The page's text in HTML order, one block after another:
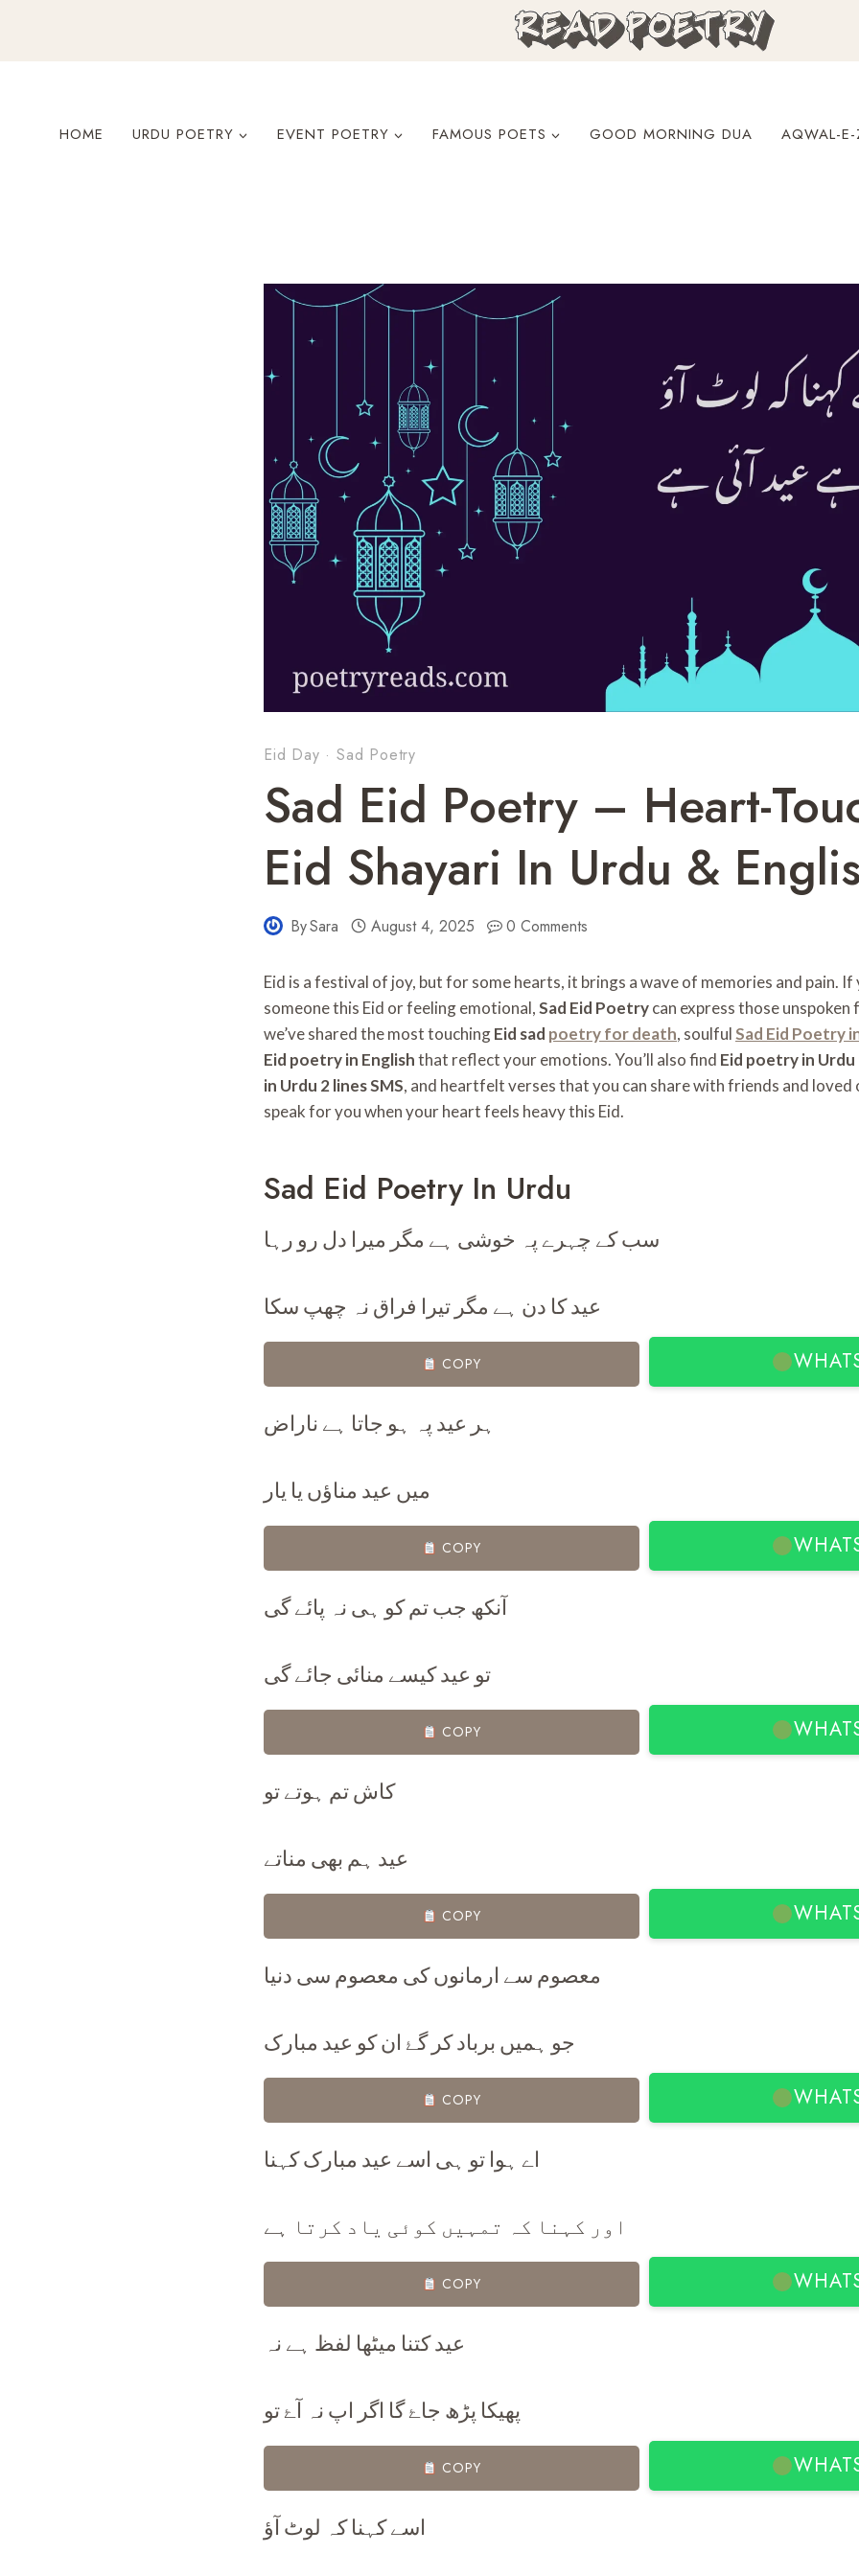
HOME URDU POETRY EVENT POETRY FAMOUS POETS GOOD MORNING DUA AQWAL-E-
Eid Day ·Sad Poetry
Sad Eid Poetry – Heart-
Eid Shayari In Urdu &
BySara August 4, 2025 0 Comments
Eid is a festival of joy, but for some hearts, it brings a wave of memories and pain. If
someone this Eid or feeling emotional,Sad Eid Poetrycan express those unspoken
we’ve shared the most touchingEid sad poetry for death, soulfulSad Eid Poetry
Eid poetry in Englishthat reflect your emotions. You’ll also find Eid poetry in
in Urdu 2 lines SMS, and heartfelt verses that you can share with friends and loved
speak for you when your heart feels heavy this Eid.
Sad Eid Poetry In Urdu
سب کے چہرے پہ خوشی ہے مگر میرا دل رو رہا
عید کا دن ہے مگر تیرا فراق نہ چھپ سکا
COPY
ہر عید پہ ہو جاتا ہے ناراض
میں عید مناؤں یا یار
COPY
آنکھ جب تم کو ہی نہ پائے گی
تو عید کیسے منائی جائے گی
COPY
کاش تم ہوتے تو
عید ہم بھی مناتے
COPY
معصوم سے ارمانوں کی معصوم سی دنیا
جو ہمیں برباد کر گۓ ان کو عید مبارک
COPY
اے ہوا تو ہی اسے عید مبارک کہنا
اور کہنا کہ تمہیں کوئی یاد کرتا ہے
COPY
عید کتنا میٹھا لفظ ہے نہ
پھیکا پڑھ جاۓ گا اگر اپ نہ آۓ تو
COPY
اسے کہنا کہ لوٹ آؤ